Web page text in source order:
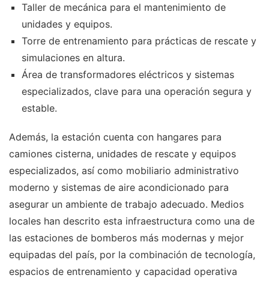
Taller de mecánica para el mantenimiento de
unidades y equipos.
Torre de entrenamiento para prácticas de rescate y
simulaciones en altura.
Área de transformadores eléctricos y sistemas
especializados, clave para una operación segura y
estable.
Además, la estación cuenta con hangares para
camiones cisterna, unidades de rescate y equipos
especializados, así como mobiliario administrativo
moderno y sistemas de aire acondicionado para
asegurar un ambiente de trabajo adecuado. Medios
locales han descrito esta infraestructura como una de
las estaciones de bomberos más modernas y mejor
equipadas del país, por la combinación de tecnología,
espacios de entrenamiento y capacidad operativa